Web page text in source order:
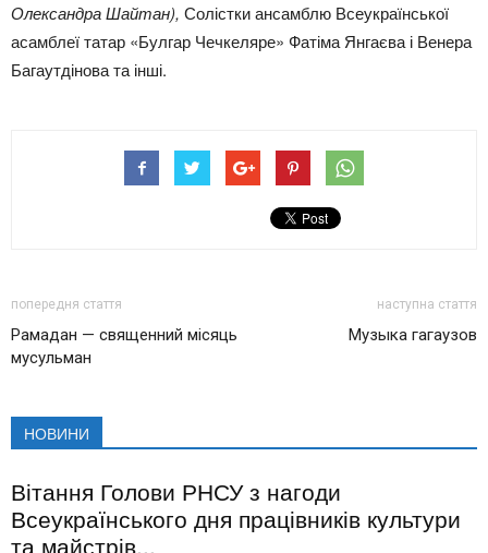
Олександра Шайтан), Солістки ансамблю Всеукраїнської
асамблеї татар «Булгар Чечкеляре» Фатіма Янгаєва і Венера
Багаутдінова та інші.
попередня стаття
Рамадан — священний місяць
мусульман
наступна стаття
Музыка гагаузов
НОВИНИ
Вітання Голови РНСУ з нагоди
Всеукраїнського дня працівників культури
та майстрів...